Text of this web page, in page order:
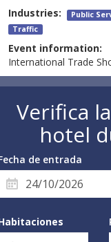
Industries: Public
Traffic
Event information:
International Trade
Verifica
hotel
de entrada